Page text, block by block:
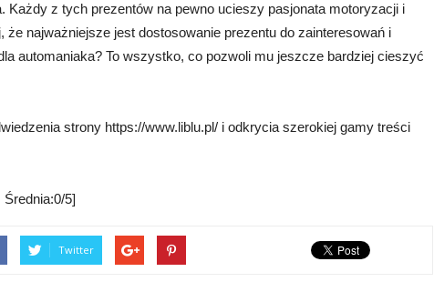
Każdy z tych prezentów na pewno ucieszy pasjonata motoryzacji i
że najważniejsze jest dostosowanie prezentu do zainteresowań i
automaniaka? To wszystko, co pozwoli mu jeszcze bardziej cieszyć
strony https://www.liblu.pl/ i odkrycia szerokiej gamy treści
5]
Twitter